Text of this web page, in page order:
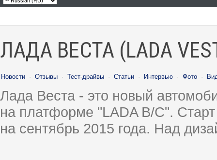
ЛАДА ВЕСТА (LADA
Новости · Отзывы · Тест-драйвы · Статьи · Интервью · Фото ·
Лада Веста - это новый
на платформе "LADA B/C".
на сентябрь 2015 года. Над